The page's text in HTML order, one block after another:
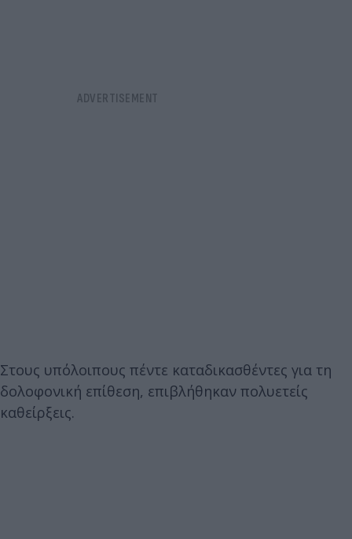
Στους υπόλοιπους πέντε καταδικασθέντες για τη
δολοφονική επίθεση, επιβλήθηκαν πολυετείς
καθείρξεις.